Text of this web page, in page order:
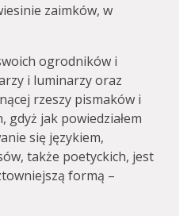
zaimków, w
ogrodników i
i luminarzy oraz
rzeszy pismaków i
gdyż jak powiedziałem
się językiem,
także poetyckich, jest
formą –